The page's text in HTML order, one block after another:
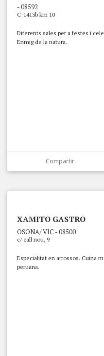
- 08592
C-1413b km 10
Diferents sales per a festes i
Enmig de la natura.
Compartir
XAMITO GASTRO
OSONA/ VIC - 08500
c/ call nou, 9
Especialitat en arrossos. Cuina
peruana.